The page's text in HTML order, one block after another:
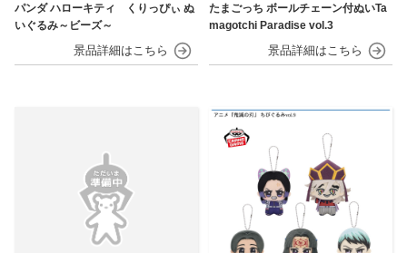
パンダ ハローキティ くりっぴぃ ぬ
いぐるみ～ビーズ～
たまごっち ボールチェーン付ぬいTa
magotchi Paradise vol.3